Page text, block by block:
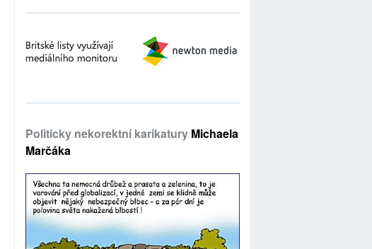
Politicky nekorektní karikatury Michaela
Marčáka